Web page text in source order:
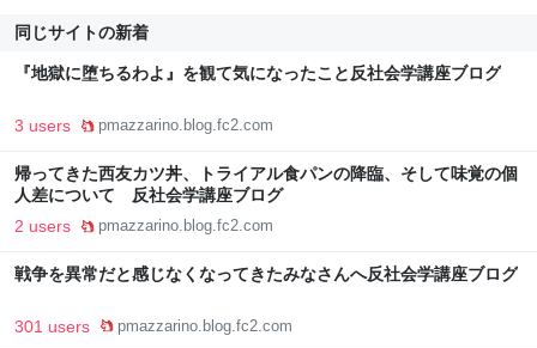
同じサイトの新着
『地獄に堕ちるわよ』を観て気になったこと反社会学講座ブログ
3 users pmazzarino.blog.fc2.com
帰ってきた西友カツ丼、トライアル食パンの降臨、そして味覚の個
人差について 反社会学講座ブログ
2 users pmazzarino.blog.fc2.com
戦争を異常だと感じなくなってきたみなさんへ反社会学講座ブログ
301 users pmazzarino.blog.fc2.com